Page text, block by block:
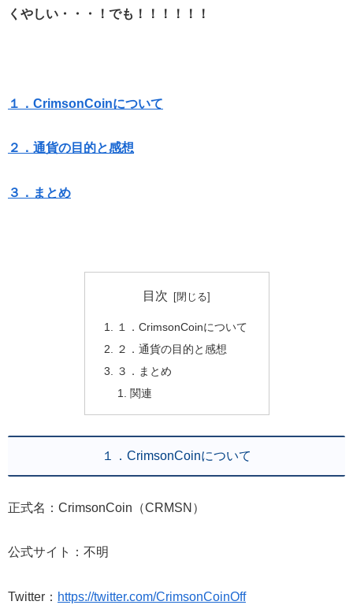
くやしい・・・！でも！！！！！！
１．CrimsonCoinについて
２．通貨の目的と感想
３．まとめ
目次
１．CrimsonCoinについて
２．通貨の目的と感想
３．まとめ
関連
１．CrimsonCoinについて
正式名：CrimsonCoin（CRMSN）
公式サイト：不明
Twitter： https://twitter.com/CrimsonCoinOff